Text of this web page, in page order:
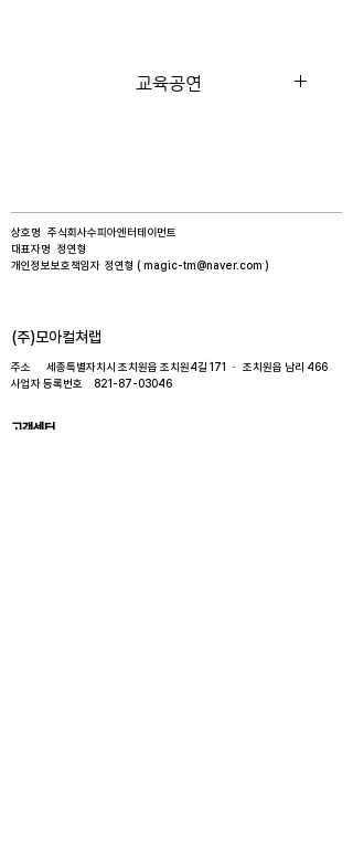
교육공연
상호명 주식회사수피아엔터테이먼트​
대표자명 정연형​
개인정보보호책임자 정연형 ( magic-tm@naver.com )
​(주)모아컬쳐랩
주소 세종특별자치시 조치원읍 조치원4길 171 · 조치원읍 남리 466​
사업자 등록번호 821-87-03046
고객센터